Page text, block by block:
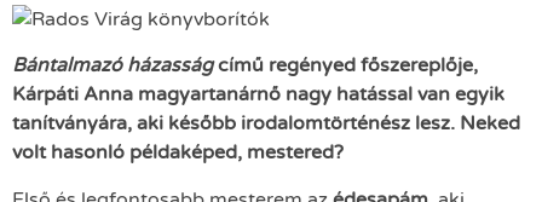
Bántalmazó házasságcímű regényed főszereplője,
Kárpáti Anna magyartanárnő nagy hatással van egyik
tanítványára, aki később irodalomtörténész lesz. Neked
volt hasonló példaképed, mestered?